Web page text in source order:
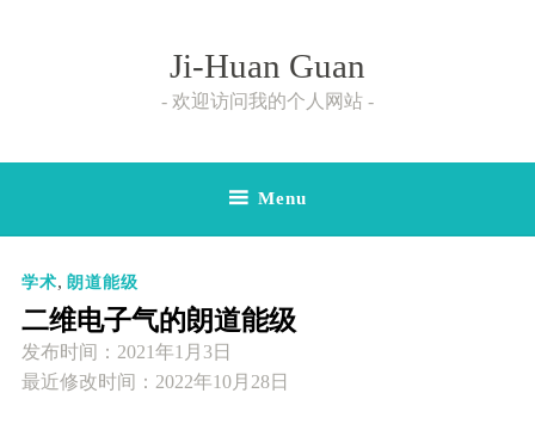
Ji-Huan Guan
欢迎访问我的个人网站
Menu
学术, 朗道能级
二维电子气的朗道能级
发布时间： 2021年1月3日
最近修改时间：2022年10月28日